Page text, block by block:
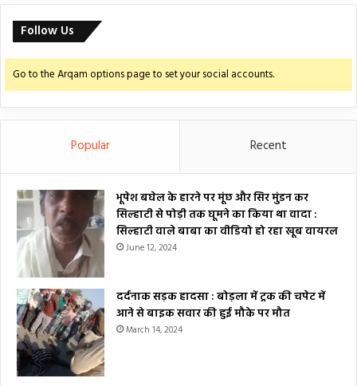
Follow Us
Go to the Arqam options page to set your social accounts.
Popular Recent
भूपेश बघेल के हारने पर मूंछ और सिर मुंडन कर
सिल्हाटी से पोड़ी तक घूमने का किया था वादा :
सिल्हाटी वाले बाबा का वीडियो हो रहा खूब वायरल
June 12, 2024
दर्दनाक सड़क हादसा : बोड़ला में ट्रक की चपेट में
आने से बाइक सवार की हुई मौके पर मौत
March 14, 2024